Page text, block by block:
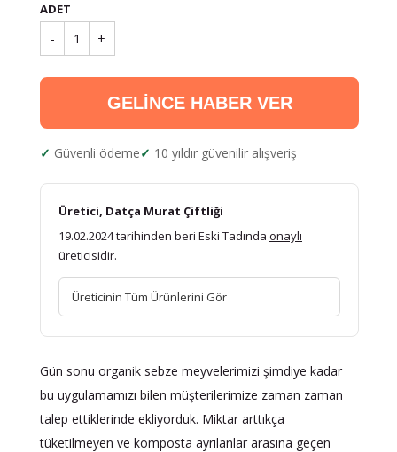
ADET
- 1 +
GELİNCE HABER VER
Güvenli ödeme 10 yıldır güvenilir alışveriş
Üretici, Datça Murat Çiftliği
19.02.2024 tarihinden beri Eski Tadında onaylı
üreticisidir.
Üreticinin Tüm Ürünlerini Gör
Gün sonu organik sebze meyvelerimizi şimdiye kadar
bu uygulamamızı bilen müşterilerimize zaman zaman
talep ettiklerinde ekliyorduk. Miktar arttıkça
tüketilmeyen ve komposta ayrılanlar arasına geçen